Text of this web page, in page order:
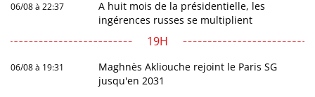
06/08 à 22:37
A huit mois de la présidentielle, les
ingérences russes se multiplient
19H
06/08 à 19:31
Maghnès Akliouche rejoint le Paris SG
jusqu'en 2031